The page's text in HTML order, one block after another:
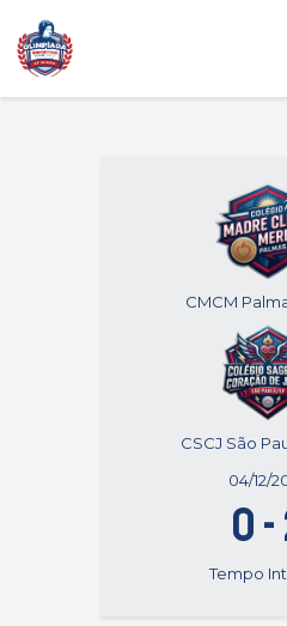
Início
Sagrado Rede de
CMCM
CSCJ São
04/12/
0-
Tempo